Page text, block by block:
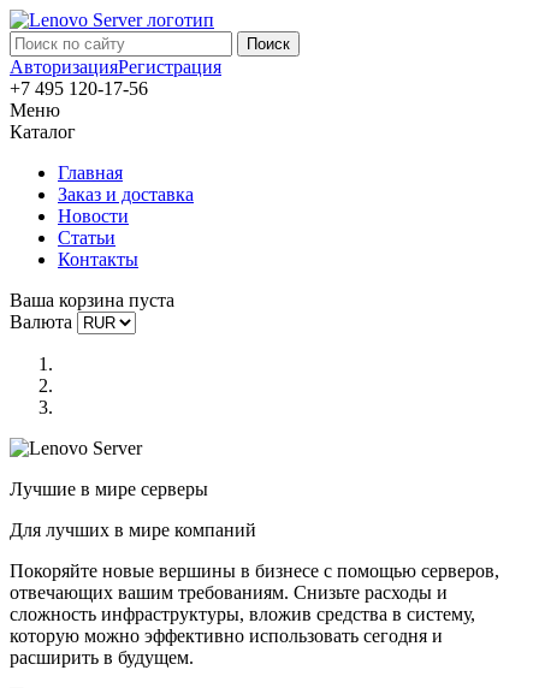
АвторизацияРегистрация
+7 495 120-17-56
Меню
Каталог
Главная
Заказ и доставка
Новости
Статьи
Контакты
Ваша корзина пуста
Валюта
Лучшие в мире серверы
Для лучших в мире компаний
Покоряйте новые вершины в бизнесе с помощью серверов,
отвечающих вашим требованиям. Снизьте расходы и
сложность инфраструктуры, вложив средства в систему,
которую можно эффективно использовать сегодня и
расширить в будущем.